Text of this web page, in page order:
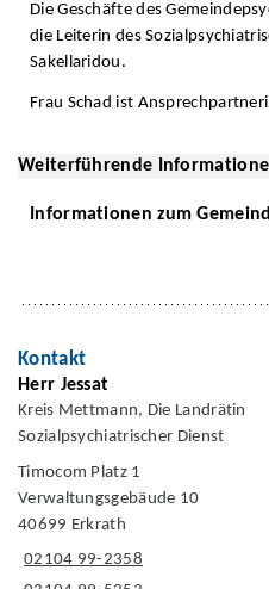
Die Geschäfte des
die Leiterin des
Sakellaridou.
Frau Schad ist
Weiterführende
Informationen zum
Kontakt
Herr Jessat
Kreis Mettmann, Die Landrätin
Sozialpsychiatrischer Dienst
Timocom Platz 1
Verwaltungsgebäude 10
40699 Erkrath
02104 99-2358